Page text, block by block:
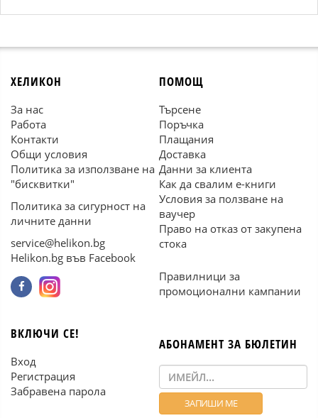
ХЕЛИКОН
За нас
Работа
Контакти
Общи условия
Политика за използване на
"бисквитки"
Политика за сигурност на
личните данни
service@helikon.bg
Helikon.bg във Facebook
ПОМОЩ
Търсене
Поръчка
Плащания
Доставка
Данни за клиента
Как да свалим е-книги
Условия за ползване на
ваучер
Право на отказ от закупена
стока
Правилници за
промоционални кампании
ВКЛЮЧИ СЕ!
Вход
Регистрация
Забравена парола
АБОНАМЕНТ ЗА БЮЛЕТИН